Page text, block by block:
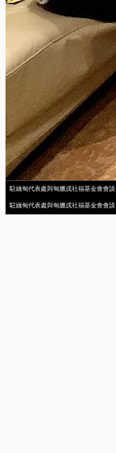
駐緬甸代表處與甸臘戍社福基金會會談
駐緬甸代表處與甸臘戍社福基金會會談